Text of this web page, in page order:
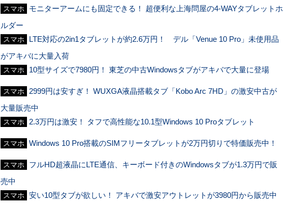
スマホ
モニターアームにも固定できる！ 超便利な上海問屋の4-WAYタブレットホ
ルダー
スマホ
LTE対応の2in1タブレットが約2.6万円！ デル「Venue 10 Pro」未使用品
がアキバに大量入荷
スマホ 10型サイズで7980円！ 東芝の中古Windowsタブがアキバで大量に登場
スマホ
2999円は安すぎ！ WUXGA液晶搭載タブ「Kobo Arc 7HD」の激安中古が
大量販売中
スマホ 2.3万円は激安！ タフで高性能な10.1型Windows 10 Proタブレット
スマホ Windows 10 Pro搭載のSIMフリータブレットが2万円切りで特価販売中！
スマホ
フルHD超液晶にLTE通信、キーボード付きのWindowsタブが1.3万円で販
売中
スマホ 安い10型タブが欲しい！ アキバで激安アウトレットが3980円から販売中